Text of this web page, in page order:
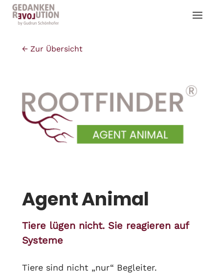
← Zur Übersicht
Agent Animal
Tiere lügen nicht. Sie reagieren auf
Systeme
Tiere sind nicht „nur“ Begleiter.